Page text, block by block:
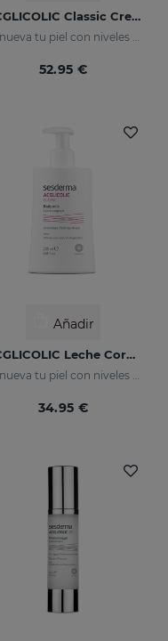
ACGLICOLIC Classic Crema Hidratante SPF 15
52.95 €
Añadir
ACGLICOLIC Leche Corporal
Renueva tu piel con niveles de eficacia nunca antes alcanzados
34.95 €